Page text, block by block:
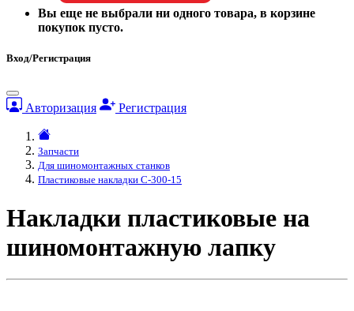
Вы еще не выбрали ни одного товара, в корзине
покупок пусто.
Вход/Регистрация
Авторизация Регистрация
Запчасти
Для шиномонтажных станков
Пластиковые накладки C-300-15
Накладки пластиковые на
шиномонтажную лапку